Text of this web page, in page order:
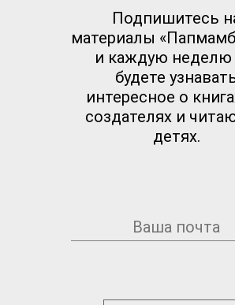
Подпишитесь
материалы
и каждую
будете
интересное о
создателях и
детях.